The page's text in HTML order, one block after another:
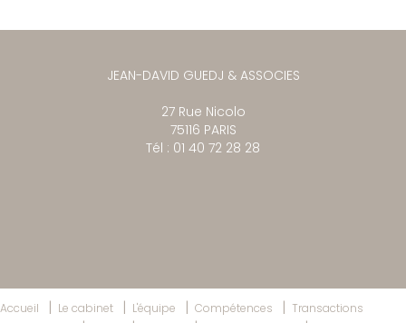
JEAN-DAVID GUEDJ & ASSOCIES
27 Rue Nicolo
75116 PARIS
Tél : 01 40 72 28 28
Accueil Le cabinet L'équipe Compétences
Transactions